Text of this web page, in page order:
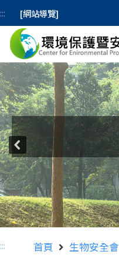
::: [網站導覽]
::: 首頁 生物安全會